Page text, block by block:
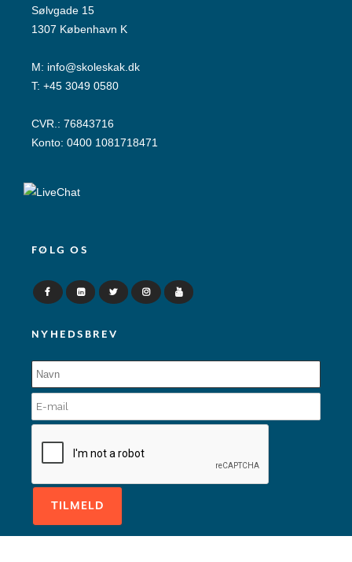
Sølvgade 15
1307 København K
M: info@skoleskak.dk
T: +45 3049 0580
CVR.: 76843716
Konto: 0400 1081718471
FØLG OS
NYHEDSBREV